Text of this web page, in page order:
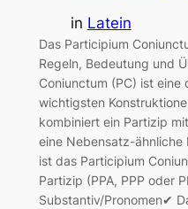
in Latein
Das Participium
Regeln, Bedeutung und
Coniunctum (PC) ist eine
wichtigsten
kombiniert ein Partizip
eine Nebensatz-ähnliche
ist das Participium
Partizip (PPA, PPP oder
Substantiv/Pronomen✔